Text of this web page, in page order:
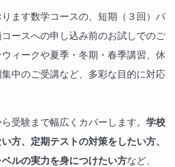
ます数学コースの、短期（３回）バ
ースへの申し込み前のお試しでのご
ィークや夏季・冬期・春季講習、休
中のご受講など、多彩な目的に対応
受験まで幅広くカバーします。 学校
方、定期テストの対策をしたい方、
ルの実力を身につけたい方など、